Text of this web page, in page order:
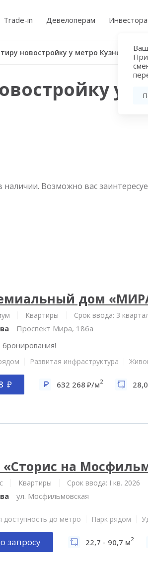
Trade-in Девелоперам
Купить
у
наличии. Возможно вас
дом
Квартиры Срок ввода: 3
Проспект Мира, 186а
бронирования!
Развитая инфраструктура
632 268 /м2
на
Квартиры Срок ввода: I кв. 2026
ул. Мосфильмовская
доступность до метро Парк рядом
запросу 22,7 - 90,7 м2